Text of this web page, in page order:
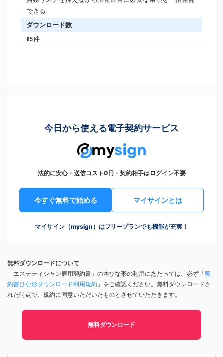
できる
ダウンロード数
85件
今日から使える電子契約サービス
法的に安心・送信コスト0円・契約相手はログイン不要
今すぐ無料で始める マイサインとは
マイサイン（mysign）はフリープランでも機能が充実！
無料ダウンロードについて
「エステティシャン雇用契約書」の本ひな形の利用にあたっては、必ず「契
約書ひな形ダウンロード利用規約 」をご確認ください。無料ダウンロードさ
れた時点で、規約に同意いただいたものとさせていただきます。
無料ダウンロード